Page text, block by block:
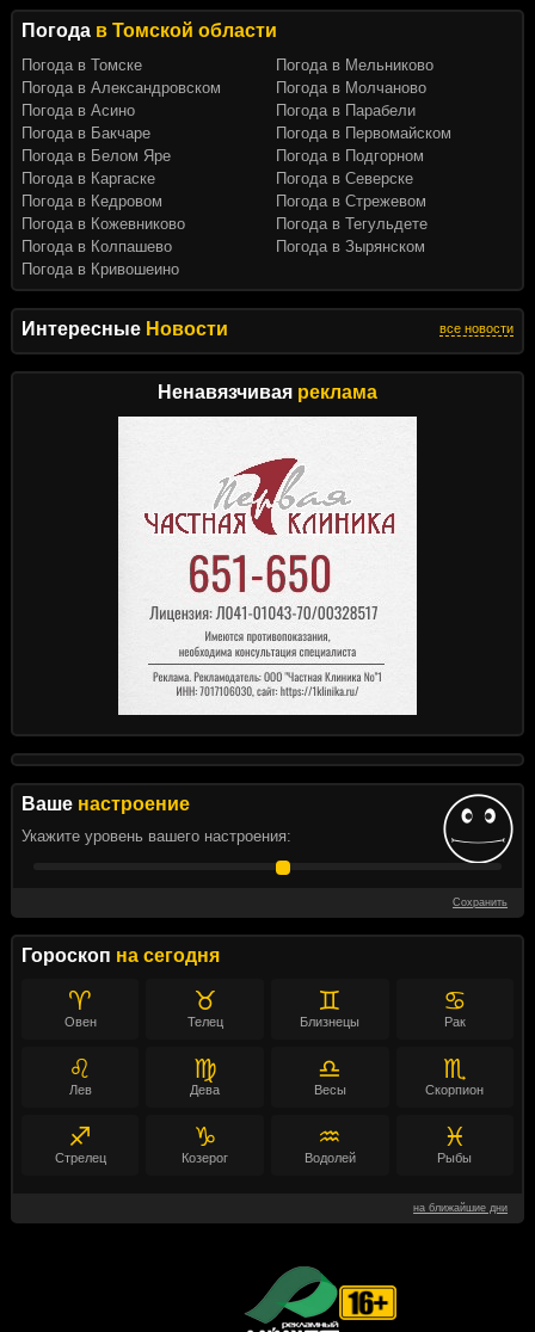
Интересные Новости все новости
Ненавязчивая реклама
Ваше настроение
Укажите уровень вашего настроения:
Сохранить
Гороскоп на сегодня
♈
Овен
♉
Телец
♊
Близнецы
♋
Рак
♌
Лев
♍
Дева
♎
Весы
♏
Скорпион
♐
Стрелец
♑
Козерог
♒
Водолей
♓
Рыбы
на ближайшие дни
Погода в Томской области
Погода в Томске
Погода в Александровском
Погода в Асино
Погода в Бакчаре
Погода в Белом Яре
Погода в Каргаске
Погода в Кедровом
Погода в Кожевниково
Погода в Колпашево
Погода в Кривошеино
Погода в Мельниково
Погода в Молчаново
Погода в Парабели
Погода в Первомайском
Погода в Подгорном
Погода в Северске
Погода в Стрежевом
Погода в Тегульдете
Погода в Зырянском